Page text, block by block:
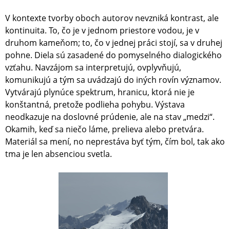
V kontexte tvorby oboch autorov nevzniká kontrast, ale
kontinuita. To, čo je v jednom priestore vodou, je v
druhom kameňom; to, čo v jednej práci stojí, sa v druhej
pohne. Diela sú zasadené do pomyselného dialogického
vzťahu. Navzájom sa interpretujú, ovplyvňujú,
komunikujú a tým sa uvádzajú do iných rovín významov.
Vytvárajú plynúce spektrum, hranicu, ktorá nie je
konštantná, pretože podlieha pohybu. Výstava
neodkazuje na doslovné prúdenie, ale na stav „medzi“.
Okamih, keď sa niečo láme, prelieva alebo pretvára.
Materiál sa mení, no neprestáva byť tým, čím bol, tak ako
tma je len absenciou svetla.